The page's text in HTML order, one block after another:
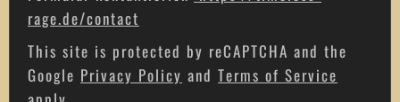
rage.de/contact
This site is protected by reCAPTCHA and the
Google Privacy Policy and Terms of Service